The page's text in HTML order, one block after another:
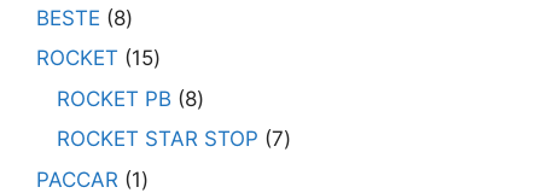
BESTE
8
ROCKET
15
ROCKET PB
8
ROCKET STAR STOP 7
PACCAR
1